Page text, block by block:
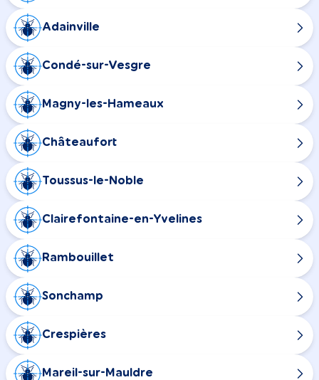
Adainville
Condé-sur-Vesgre
Magny-les-Hameaux
Châteaufort
Toussus-le-Noble
Clairefontaine-en-Yvelines
Rambouillet
Sonchamp
Crespières
Mareil-sur-Mauldre